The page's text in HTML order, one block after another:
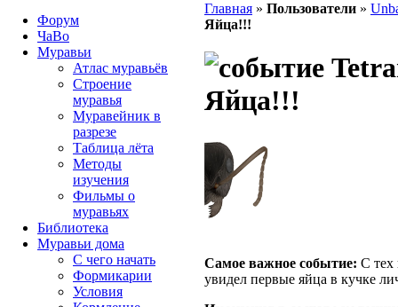
Главная » Пользователи »
Яйца!!!
Яйца!!!
Самое важное событие: С тех
увидел первые яйца в кучке
Форум
ЧаВо
Муравьи
Атлас муравьёв
Строение
муравья
Муравейник в
разрезе
Таблица лёта
Методы
изучения
Фильмы о
муравьях
Библиотека
Муравьи дома
С чего начать
Формикарии
Условия